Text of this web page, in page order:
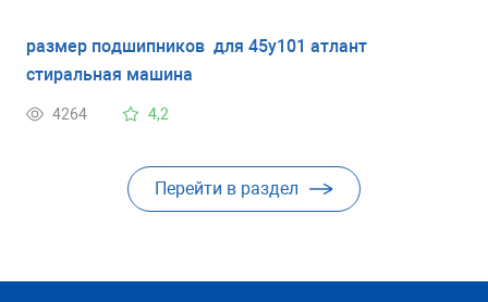
размер подшипников для 45у101 атлант
стиральная машина
4264 4,2
Перейти в раздел